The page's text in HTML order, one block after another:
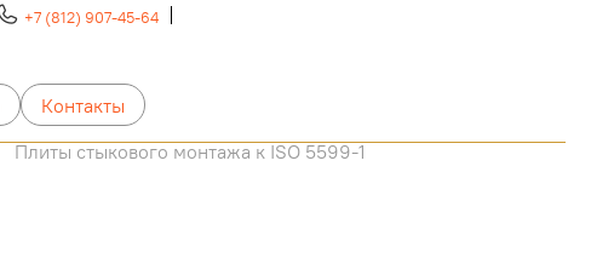
+7 (812) 907-45-64
Контакты
Плиты стыкового монтажа к ISO 5599-1